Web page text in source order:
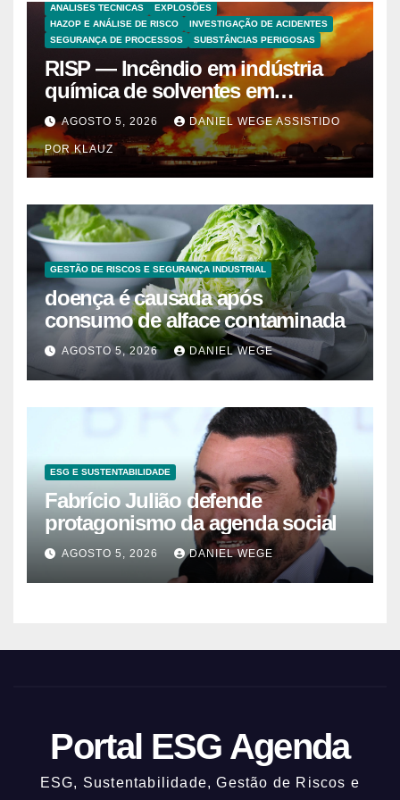
ANALISES TECNICAS
EXPLOSÕES
HAZOP E ANÁLISE DE RISCO
INVESTIGAÇÃO DE ACIDENTES
SEGURANÇA DE PROCESSOS
SUBSTÂNCIAS PERIGOSAS
RISP — Incêndio em indústria
química de solventes em
Itaquaquecetuba/SP
(UNIQUIMA/Quema)
AGOSTO 5, 2026 DANIEL WEGE ASSISTIDO
POR KLAUZ
GESTÃO DE RISCOS E SEGURANÇA INDUSTRIAL
doença é causada após
consumo de alface contaminada
AGOSTO 5, 2026 DANIEL WEGE
ESG E SUSTENTABILIDADE
Fabrício Julião defende
protagonismo da agenda social
AGOSTO 5, 2026 DANIEL WEGE
Portal ESG Agenda
ESG, Sustentabilidade, Gestão de Riscos e